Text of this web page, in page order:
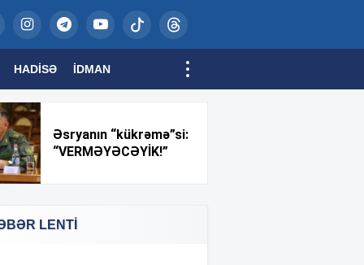
HADISƏ İDMAN
Əsryanın “kükrəmə”si:
“VERMƏYƏCƏYİK!”
LENTİ